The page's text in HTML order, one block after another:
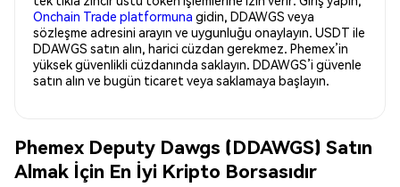
Onchain Trade platformuna gidin, DDAWGS veya
sözleşme adresini arayın ve uygunluğu onaylayın. USDT ile
DDAWGS satın alın, harici cüzdan gerekmez. Phemex’in
yüksek güvenlikli cüzdanında saklayın. DDAWGS’i güvenle
satın alın ve bugün ticaret veya saklamaya başlayın.
Phemex Deputy Dawgs (DDAWGS) Satın
Almak İçin En İyi Kripto Borsasıdır